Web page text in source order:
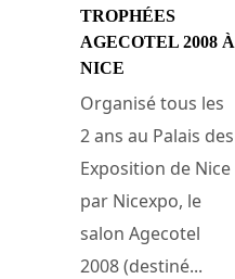
TROPHÉES
AGECOTEL 2008 À
NICE
Organisé tous les
2 ans au Palais des
Exposition de Nice
par Nicexpo, le
salon Agecotel
2008 (destiné...